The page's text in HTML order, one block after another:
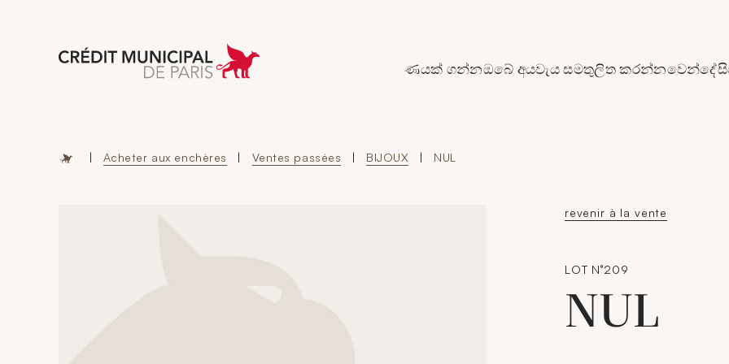
Aller à l'accueil de Crédit Municipal de Paris
ණයක් ගන්නඔබේ අයවැය සමතුලිත කරන්න
| Acheter aux enchères | Ventes passées | BIJOUX | NUL
revenir à la vente
LOT N°209
NUL